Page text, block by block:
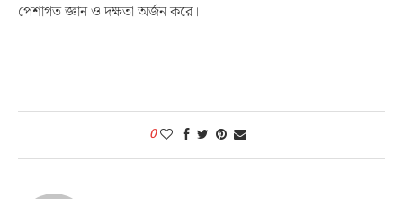
পেশাগত জ্ঞান ও দক্ষতা অর্জন করে।
0